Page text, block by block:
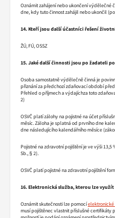
Oznámit zahájení nebo ukončení výdělečné
dne, kdy tuto činnost zahájil nebo ukončil
14. Kteří jsou další účastníci řešení
ŽÚ, FÚ, OSSZ
15. Jaké další činnosti jsou po žadateli
Osoba samostatně výdělečně činná je
přiznání za předchozí zdaňovací období
Přehled o příjmech a výdajíchza toto
2)
OSVČ platí zálohy na pojistné na účet
měsíc. Záloha je splatná od prvního dne
dne následujícího kalendářního měsíce
Pojistné na zdravotní pojištění je ve výši
Sb., § 2).
OSVČ platí pojistné na zdravotní pojištění
16. Elektronická služba, kterou lze využít
Oznámit skutečnosti lze pomocí
musí pojištěnec vlastnit příslušné certifikáty